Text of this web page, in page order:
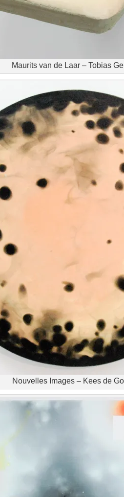
Maurits van de Laar – Tobias
Nouvelles Images – Kees de